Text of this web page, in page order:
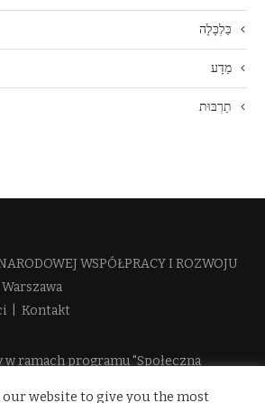
כַּלְכָּלָה
מַדָע
תַרְבּוּת
WSPÓŁPRACY I ROZWOJU​
Kontakt
ramach programu "Społeczna
our website to give you the most